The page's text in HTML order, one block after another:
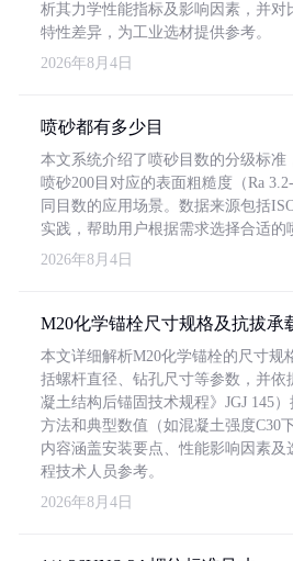
析其力学性能指标及影响因素，并对
特性差异，为工业选材提供参考。
2026年8月4日
喷砂都有多少目
本文系统介绍了喷砂目数的分级标准
喷砂200目对应的表面粗糙度（Ra
同目数的应用场景。数据来源包括
实践，帮助用户根据需求选择合适的
2026年8月4日
M20化学锚栓尺寸规格及抗拔承
本文详细解析M20化学锚栓的尺寸规
括螺杆直径、钻孔尺寸等参数，并依
凝土结构后锚固技术规程》JGJ 145
方法和典型数值（如混凝土强度C30
内容涵盖安装要点、性能影响因素及
程技术人员参考。
2026年8月4日